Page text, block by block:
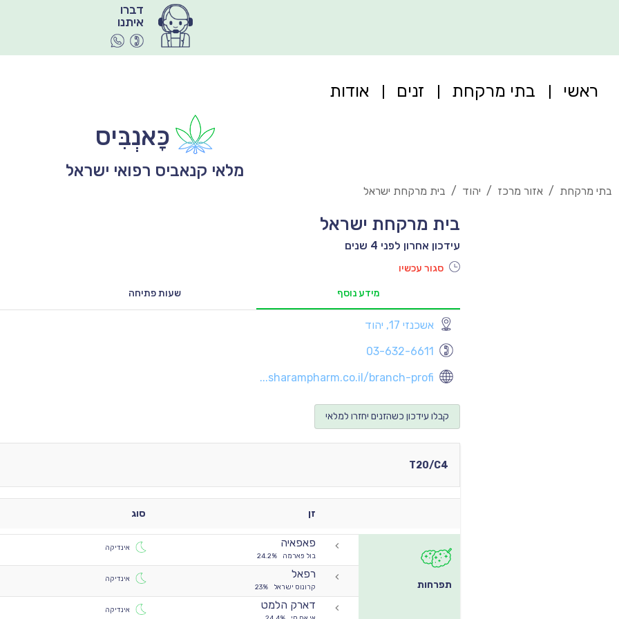
איתנו
ראשי בתי מרקחת זנים אודות
כָּאנְבִּיס
מלאי קנאביס רפואי ישראל
בתי מרקחת / אזור מרכז / יהוד / בית מרקחת ישראל
בית מרקחת ישראל
עידכון אחרון לפני 4 שנים
סגור עכשיו
מידע נוסף שעות פתיחה
אשכנזי 17, יהוד
03-632-6611
sharampharm.co.il/branch-profi...
קבלו עידכון כשהזנים יחזרו למלאי
T20/C4
זן סוג
תפרחות
פאפאיה
בול פארמה 24.2%
אינדיקה
רפאל
קרונוס ישראל 23%
אינדיקה
דארק הלמט
אינדיקה